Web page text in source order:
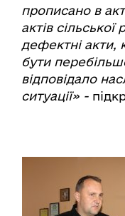
прописано в
актів
дефектні акти,
бути
відповідало
ситуації» -